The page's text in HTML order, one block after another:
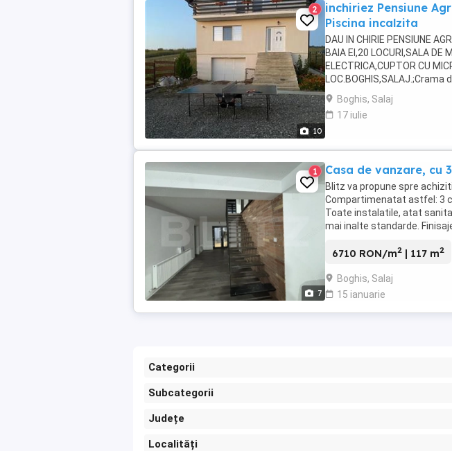
10
2
inchiriez Pensiune
Piscina incalzita
DAU IN CHIRIE PENSIUNE
BAIA EI,20 LOCURI,SALA DE
ELECTRICA,CUPTOR CU
LOC.BOGHIS,SALAJ.;Crama
SIRCA 3
Boghis, Salaj
17 iulie
7
1 Casa de vanzare, cu
Blitz va propune spre
Compartimenatat astfel: 3
Toate instalatile, atat
mai inalte standarde.
6710 RON/m2 | 117 m2
Boghis, Salaj
15 ianuarie
Categorii
Subcategorii
Județe
Localități